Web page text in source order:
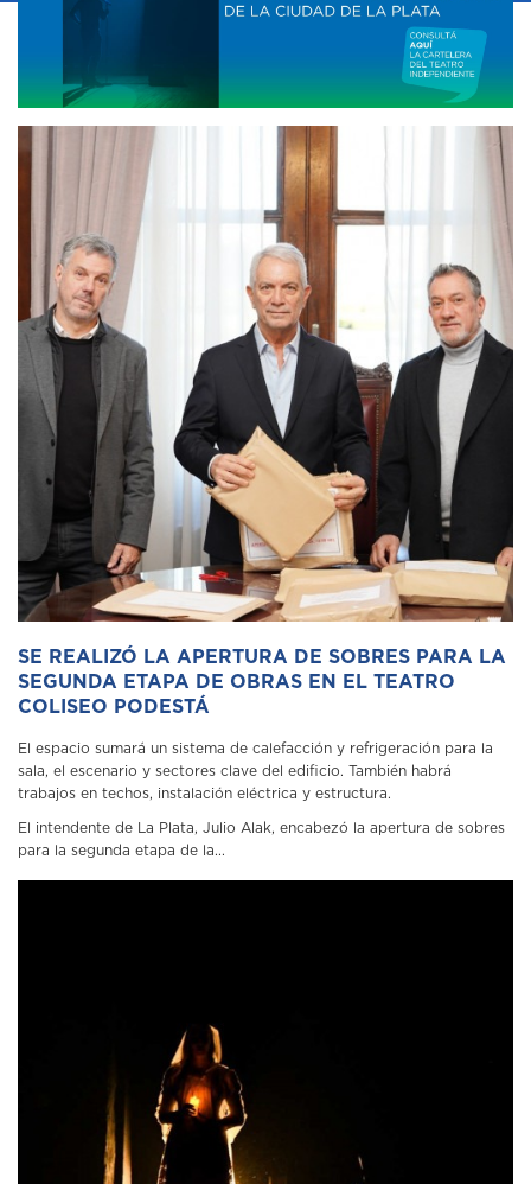
SE REALIZÓ LA APERTURA DE SOBRES PARA LA
SEGUNDA ETAPA DE OBRAS EN EL TEATRO
COLISEO PODESTÁ
El espacio sumará un sistema de calefacción y refrigeración para la
sala, el escenario y sectores clave del edificio. También habrá
trabajos en techos, instalación eléctrica y estructura.
El intendente de La Plata, Julio Alak, encabezó la apertura de sobres
para la segunda etapa de la...